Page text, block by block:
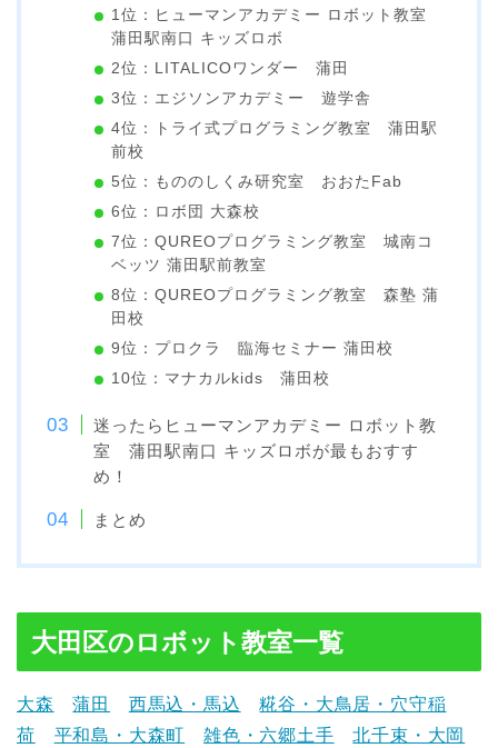
1位：ヒューマンアカデミー ロボット教室
蒲田駅南口 キッズロボ
2位：LITALICOワンダー 蒲田
3位：エジソンアカデミー 遊学舎
4位：トライ式プログラミング教室 蒲田駅
前校
5位：もののしくみ研究室 おおたFab
6位：ロボ団 大森校
7位：QUREOプログラミング教室 城南コ
ベッツ 蒲田駅前教室
8位：QUREOプログラミング教室 森塾 蒲
田校
9位：プロクラ 臨海セミナー 蒲田校
10位：マナカルkids 蒲田校
迷ったらヒューマンアカデミー ロボット教
室 蒲田駅南口 キッズロボが最もおすす
め！
まとめ
大田区のロボット教室一覧
大森 蒲田 西馬込・馬込
糀谷・大鳥居・穴守稲
荷
平和島・大森町 雑色・六郷土手
北千束・大岡